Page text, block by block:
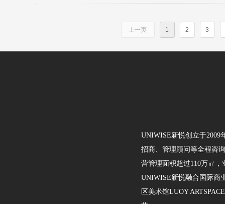
UNIWISE新悦创立于2009
招商、管理顾问等全程咨
营管理面积超过110万㎡
UNIWISE新悦融合国际商
区美术馆LUOY
上一页 1 2 3